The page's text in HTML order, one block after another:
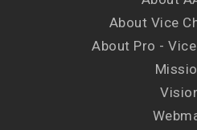
About Vice
About Pro -